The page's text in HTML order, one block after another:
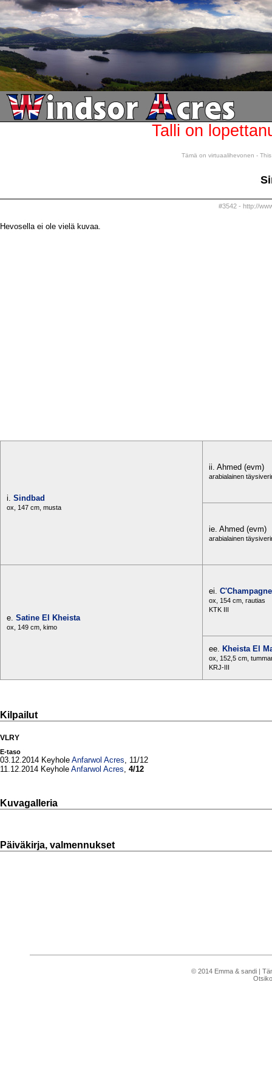
Talli on
Tämä on virtuaalihevonen -
#3542 - http://
Hevosella ei ole vielä kuvaa.
i. Sindbad
ox, 147 cm, musta
ii. Ahmed (evm)
arabialainen
ie. Ahmed (evm)
arabialainen
e. Satine El Kheista
ox, 149 cm, kimo
ei. C'Champagne
ox, 154 cm, rautias
KTK III
ee. Kheista El
ox, 152,5 cm,
KRJ-III
Kilpailut
VLRY
E-taso
03.12.2014 Keyhole Anfarwol Acres, 11/12
11.12.2014 Keyhole Anfarwol Acres, 4/12
Kuvagalleria
Päiväkirja, valmennukset
© 2014 Emma & sandi |